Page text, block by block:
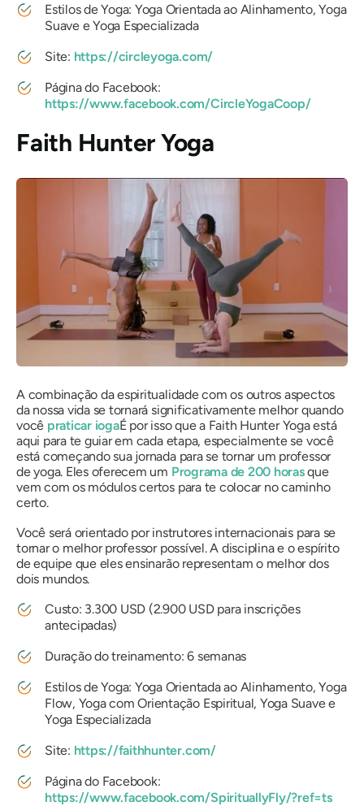
Estilos de Yoga: Yoga Orientada ao Alinhamento, Yoga
Suave e Yoga Especializada
Site: https://circleyoga.com/
Página do Facebook:
https://www.facebook.com/CircleYogaCoop/
Faith Hunter Yoga
A combinação da espiritualidade com os outros aspectos
da nossa vida se tornará significativamente melhor quando
você praticar iogaÉ por isso que a Faith Hunter Yoga está
aqui para te guiar em cada etapa, especialmente se você
está começando sua jornada para se tornar um professor
de yoga. Eles oferecem um Programa de 200 horasque
vem com os módulos certos para te colocar no caminho
certo.
Você será orientado por instrutores internacionais para se
tornar o melhor professor possível. A disciplina e o espírito
de equipe que eles ensinarão representam o melhor dos
dois mundos.
Custo: 3.300 USD (2.900 USD para inscrições
antecipadas)
Duração do treinamento: 6 semanas
Estilos de Yoga: Yoga Orientada ao Alinhamento, Yoga
Flow, Yoga com Orientação Espiritual, Yoga Suave e
Yoga Especializada
Site: https://faithhunter.com/
Página do Facebook:
https://www.facebook.com/SpirituallyFly/?ref=ts